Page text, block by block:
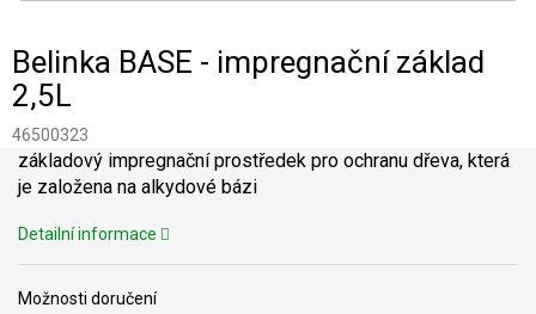
Belinka BASE - impregnační základ
2,5L
46500323
Možnosti doručení
základový impregnační prostředek pro ochranu dřeva, která
je založena na alkydové bázi
Detailní informace